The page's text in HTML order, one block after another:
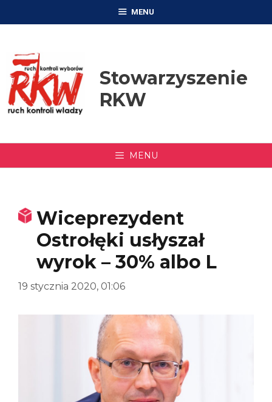
MENU
Stowarzyszenie
RKW
MENU
Wiceprezydent
Ostrołęki usłyszał
wyrok – 30% albo L
19 stycznia 2020, 01:06